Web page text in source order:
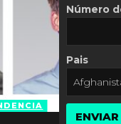
Número
Pais
ENVIAR